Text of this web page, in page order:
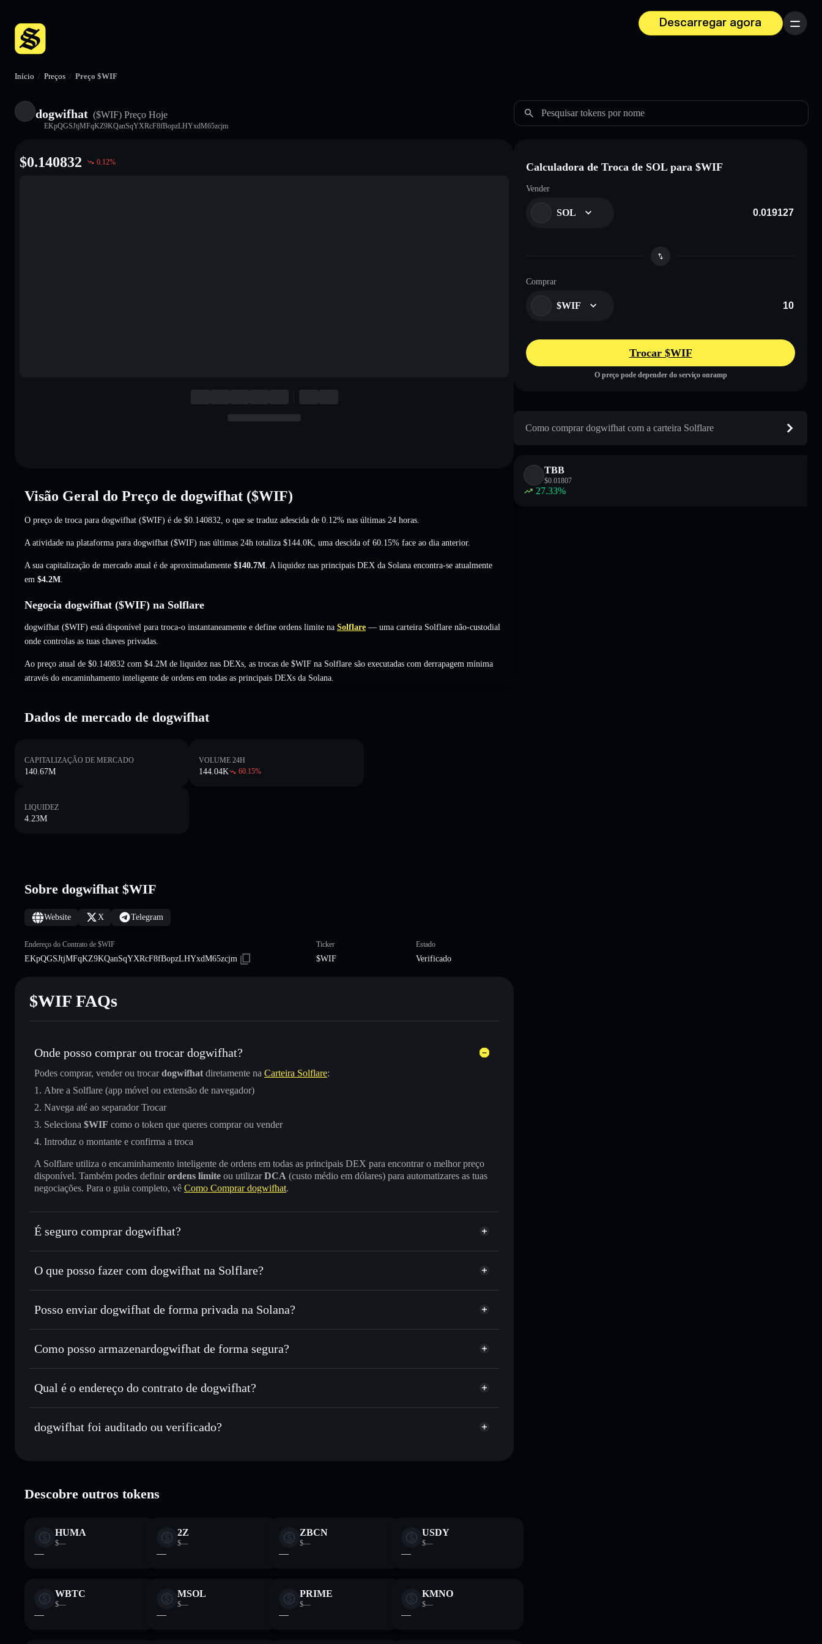
Descarregar agora
Menu
Início / Preços / Preço $WIF
dogwifhat ($WIF) Preço Hoje
EKpQGSJtjMFqKZ9KQanSqYXRcF8fBopzLHYxdM65zcjm
Pesquisar tokens por nome
$0.140832 0.12%
Visão Geral do Preço de dogwifhat ($WIF)
O preço de troca para dogwifhat ($WIF) é de $0.140832 , o que se traduz adescida de 0.12% nas últimas 24 horas.
A atividade na plataforma para dogwifhat ($WIF) nas últimas 24h totaliza $144.0K uma descida of 60.15% face ao dia anterior.
A sua capitalização de mercado atual é de aproximadamente $140.7M . A liquidez nas principais DEX da Solana encontra-se atualmente
em $4.2M
Negocia dogwifhat ($WIF) na Solflare
dogwifhat ($WIF) está disponível para troca-o instantaneamente e define ordens limite na Solflare — uma carteira Solflare não-custodial
onde controlas as tuas chaves privadas.
Ao preço atual de $0.140832 com $4.2M de liquidez nas DEXs, as trocas de $WIF na Solflare são executadas com derrapagem mínima
através do encaminhamento inteligente de ordens em todas as principais DEXs da Solana.
Dados de mercado de dogwifhat
CAPITALIZAÇÃO DE MERCADO
140.67M
VOLUME 24H
144.04K 60.15%
LIQUIDEZ
4.23M
Sobre dogwifhat $WIF
Website X Telegram
Endereço do Contrato de $WIF
EKpQGSJtjMFqKZ9KQanSqYXRcF8fBopzLHYxdM65zcjm
Ticker
$WIF
Estado
Verificado
$WIF FAQs
Onde posso comprar ou trocar dogwifhat?
Podes comprar, vender ou trocardogwifhat diretamente na Carteira Solflare:
Abre a Solflare (app móvel ou extensão de navegador)
Navega até ao separador Trocar
Seleciona $WIF como o token que queres comprar ou vender
Introduz o montante e confirma a troca
A Solflare utiliza o encaminhamento inteligente de ordens em todas as principais DEX para encontrar o melhor preço
disponível. Também podes definirordens limite ou utilizarDCA (custo médio em dólares) para automatizares as tuas
negociações. Para o guia completo, vê Como Comprar dogwifhat.
É seguro comprar dogwifhat?
dogwifhat token verificado
O que posso fazer com dogwifhat na Solflare?
dogwifhat
Carteira Solflare
Trocar instantaneamente— trocar $WIF por SOL, USDC ou milhares de outros tokens Solana com
Utilizar DCA— investir de forma faseada ao longo do tempo em $WIF
Enviar de forma privada— transferir $WIF sem associar publicamente as carteiras usando o Agregador de
Privacidade integrado da Solflare
Posso enviar dogwifhat de forma privada na Solana?
Carteira Solflare
Agregador de Privacidade
Como posso armazenardogwifhat de forma segura?
dogwifhat carteira não-custodial Solflare
Qual é o endereço do contrato de dogwifhat?
dogwifhat
EKpQGSJtjMFqKZ9KQanSqYXRcF8fBopzLHYxdM65zcjm
dogwifhat foi auditado ou verificado?
Descobre outros tokens
HUMA
$—
—
2Z
$—
—
ZBCN
$—
—
USDY
$—
—
WBTC
$—
—
MSOL
$—
—
PRIME
$—
—
KMNO
$—
—
Calculadora de Troca de SOL para $WIF
Vender
SOL
Comprar
$WIF
Trocar $WIF
O preço pode depender do serviço onramp
Como comprar dogwifhat com a carteira Solflare
TBB
$0.01807
27.33%